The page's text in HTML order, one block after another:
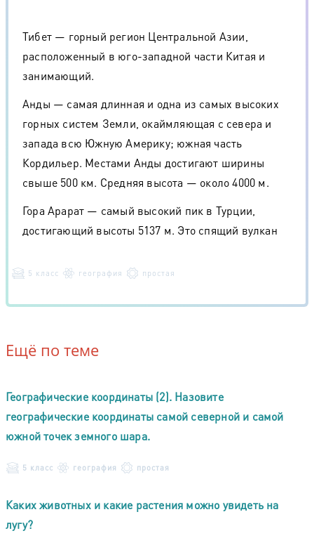
Тибет — горный регион Центральной Азии,
расположенный в юго-западной части Китая и
занимающий.
Анды — самая длинная и одна из самых высоких
горных систем Земли, окаймляющая с севера и
запада всю Южную Америку; южная часть
Кордильер. Местами Анды достигают ширины
свыше 500 км. Средняя высота — около 4000 м.
Гора Арарат — самый высокий пик в Турции,
достигающий высоты 5137 м. Это спящий вулкан
5 класс география простая
Ещё по теме
Географические координаты (2). Назовите
географические координаты самой северной и самой
южной точек земного шара.
5 класс география простая
Каких животных и какие растения можно увидеть на
лугу?